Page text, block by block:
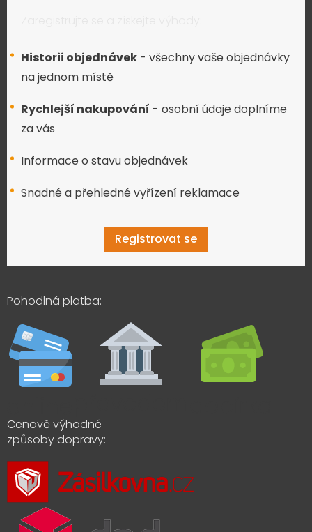
Historii objednávek - všechny vaše objednávky
na jednom místě
Rychlejší nakupování - osobní údaje doplníme
za vás
Informace o stavu objednávek
Snadné a přehledné vyřízení reklamace
Registrovat se
Pohodlná platba:
Cenově výhodné
způsoby dopravy: